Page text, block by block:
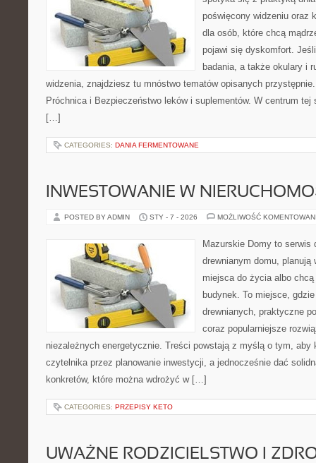
poświęcony widzeniu oraz
dla osób, które chcą
pojawi się dyskomfort.
badania, a także okulary i
widzenia, znajdziesz tu mnóstwo tematów opisanych
Próchnica i Bezpieczeństwo leków i suplementów. W centrum tej
[…]
CATEGORIES: DANIA FERMENTOWANE
INWESTOWANIE W
POSTED BY ADMIN STY - 7 - 2026 MOŻLIWOŚĆ
Mazurskie Domy to serwis
drewnianym domu, planują
miejsca do życia albo
budynek. To miejsce,
drewnianych, praktyczne
coraz popularniejsze
niezależnych energetycznie. Treści powstają z myślą o tym, aby
czytelnika przez planowanie inwestycji, a jednocześnie dać
konkretów, które można wdrożyć w […]
CATEGORIES: PRZEPISY KETO
UWAŻNE RODZICIELSTWO I